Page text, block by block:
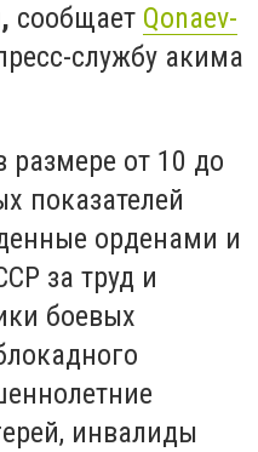
сообщает Qonaev-
службу акима
размере от 10 до
показателей
орденами и
за труд и
боевых
инвалиды